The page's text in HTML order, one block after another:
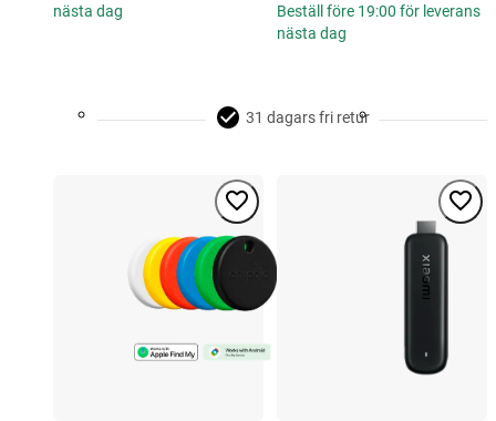
nästa dag
Beställ före 19:00 för leverans
nästa dag
31 dagars fri retur